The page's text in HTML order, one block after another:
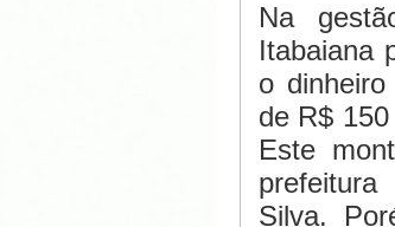
Na
Itabaiana
o
de R$
Este
Silva.